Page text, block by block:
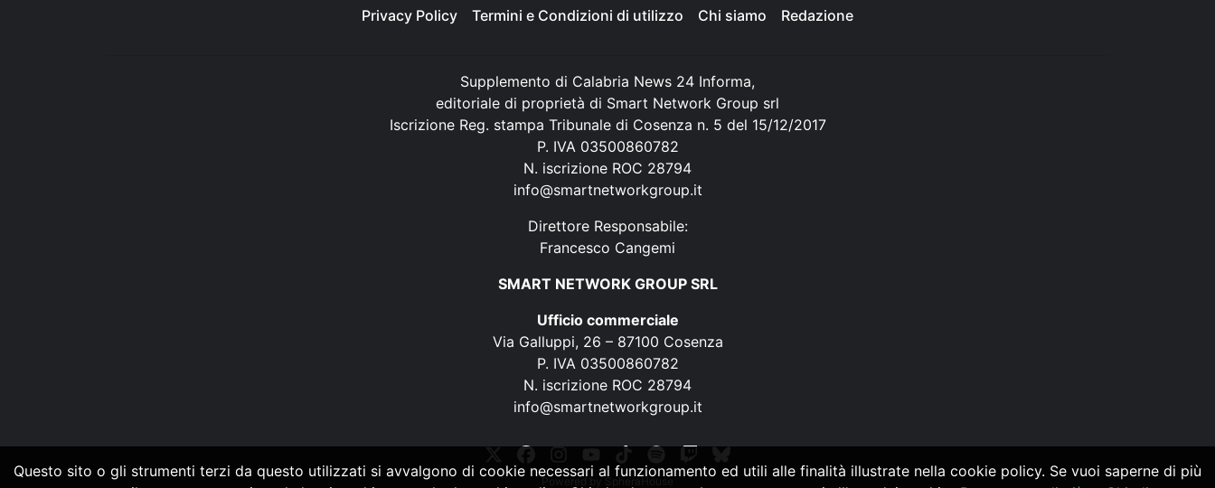
Privacy Policy Termini e Condizioni di utilizzo Chi siamo Redazione
Supplemento di Calabria News 24 Informa,
editoriale di proprietà di Smart Network Group srl
Iscrizione Reg. stampa Tribunale di Cosenza n. 5 del 15/12/2017
P. IVA 03500860782
N. iscrizione ROC 28794
info@smartnetworkgroup.it
Direttore Responsabile:
Francesco Cangemi
SMART NETWORK GROUP SRL
Ufficio commerciale
Via Galluppi, 26 – 87100 Cosenza
P. IVA 03500860782
N. iscrizione ROC 28794
info@smartnetworkgroup.it
Powered by SpheraHouse
Questo sito o gli strumenti terzi da questo utilizzati si avvalgono di cookie necessari al funzionamento ed utili alle finalità illustrate nella cookie policy. Se vuoi saperne di più